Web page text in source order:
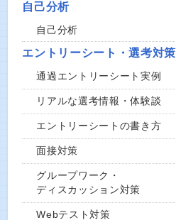
自己分析
自己分析
エントリーシート・選考対策
通過エントリーシート実例
リアルな選考情報・体験談
エントリーシートの書き方
面接対策
グループワーク・
ディスカッション対策
Webテスト対策